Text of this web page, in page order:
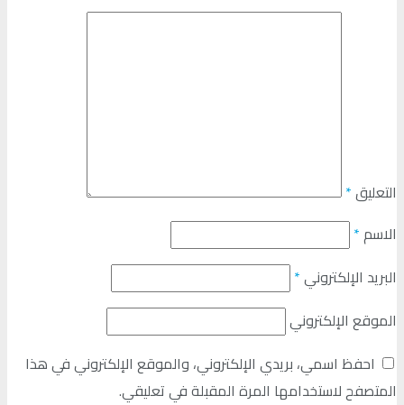
التعليق*
الاسم*
البريد الإلكتروني*
الموقع الإلكتروني
احفظ اسمي، بريدي الإلكتروني، والموقع الإلكتروني في هذا
المتصفح لاستخدامها المرة المقبلة في تعليقي.